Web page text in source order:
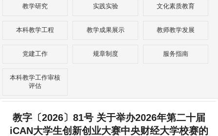
教学研究 实践实验 文化素质教育
本科教学工程 教学成果展示 教师教学发展
党建工作 规章制度 服务指南
本科教学工作审核
评估
教字〔2026〕81号 关于举办2026年第二十届
iCAN大学生创新创业大赛中央财经大学校赛的